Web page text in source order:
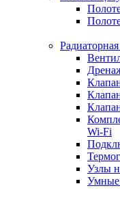
Wi-Fi
Узлы
Умные